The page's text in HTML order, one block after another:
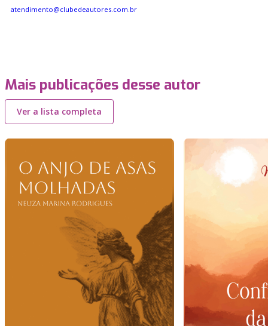
atendimento@clubedeautores.com.br
Mais publicações desse autor
Ver a lista completa